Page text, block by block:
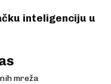
inteligenciju u
mreža